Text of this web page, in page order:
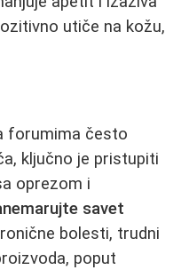
utiče na kožu,
forumima često
ključno je pristupiti
oprezom i
savet
bolesti, trudni
poput